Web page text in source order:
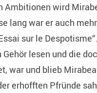
wird
lang war er auch
sur le
lesen und die
war und blieb
erhofften Pfründe